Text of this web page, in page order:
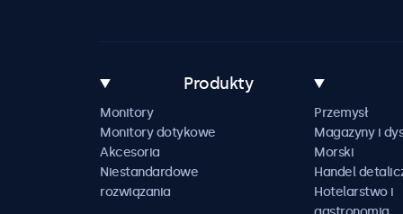
Produkty
Monitory
Monitory dotykowe
Akcesoria
Niestandardowe
rozwiązania
Przemysł
Magazyny i
Morski
Handel
Hotelarstwo i